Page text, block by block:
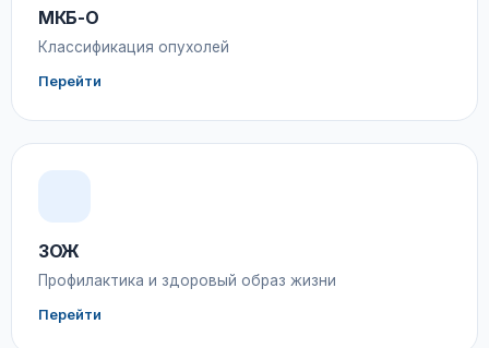
МКБ-О
Классификация опухолей
Перейти
ЗОЖ
Профилактика и здоровый образ жизни
Перейти